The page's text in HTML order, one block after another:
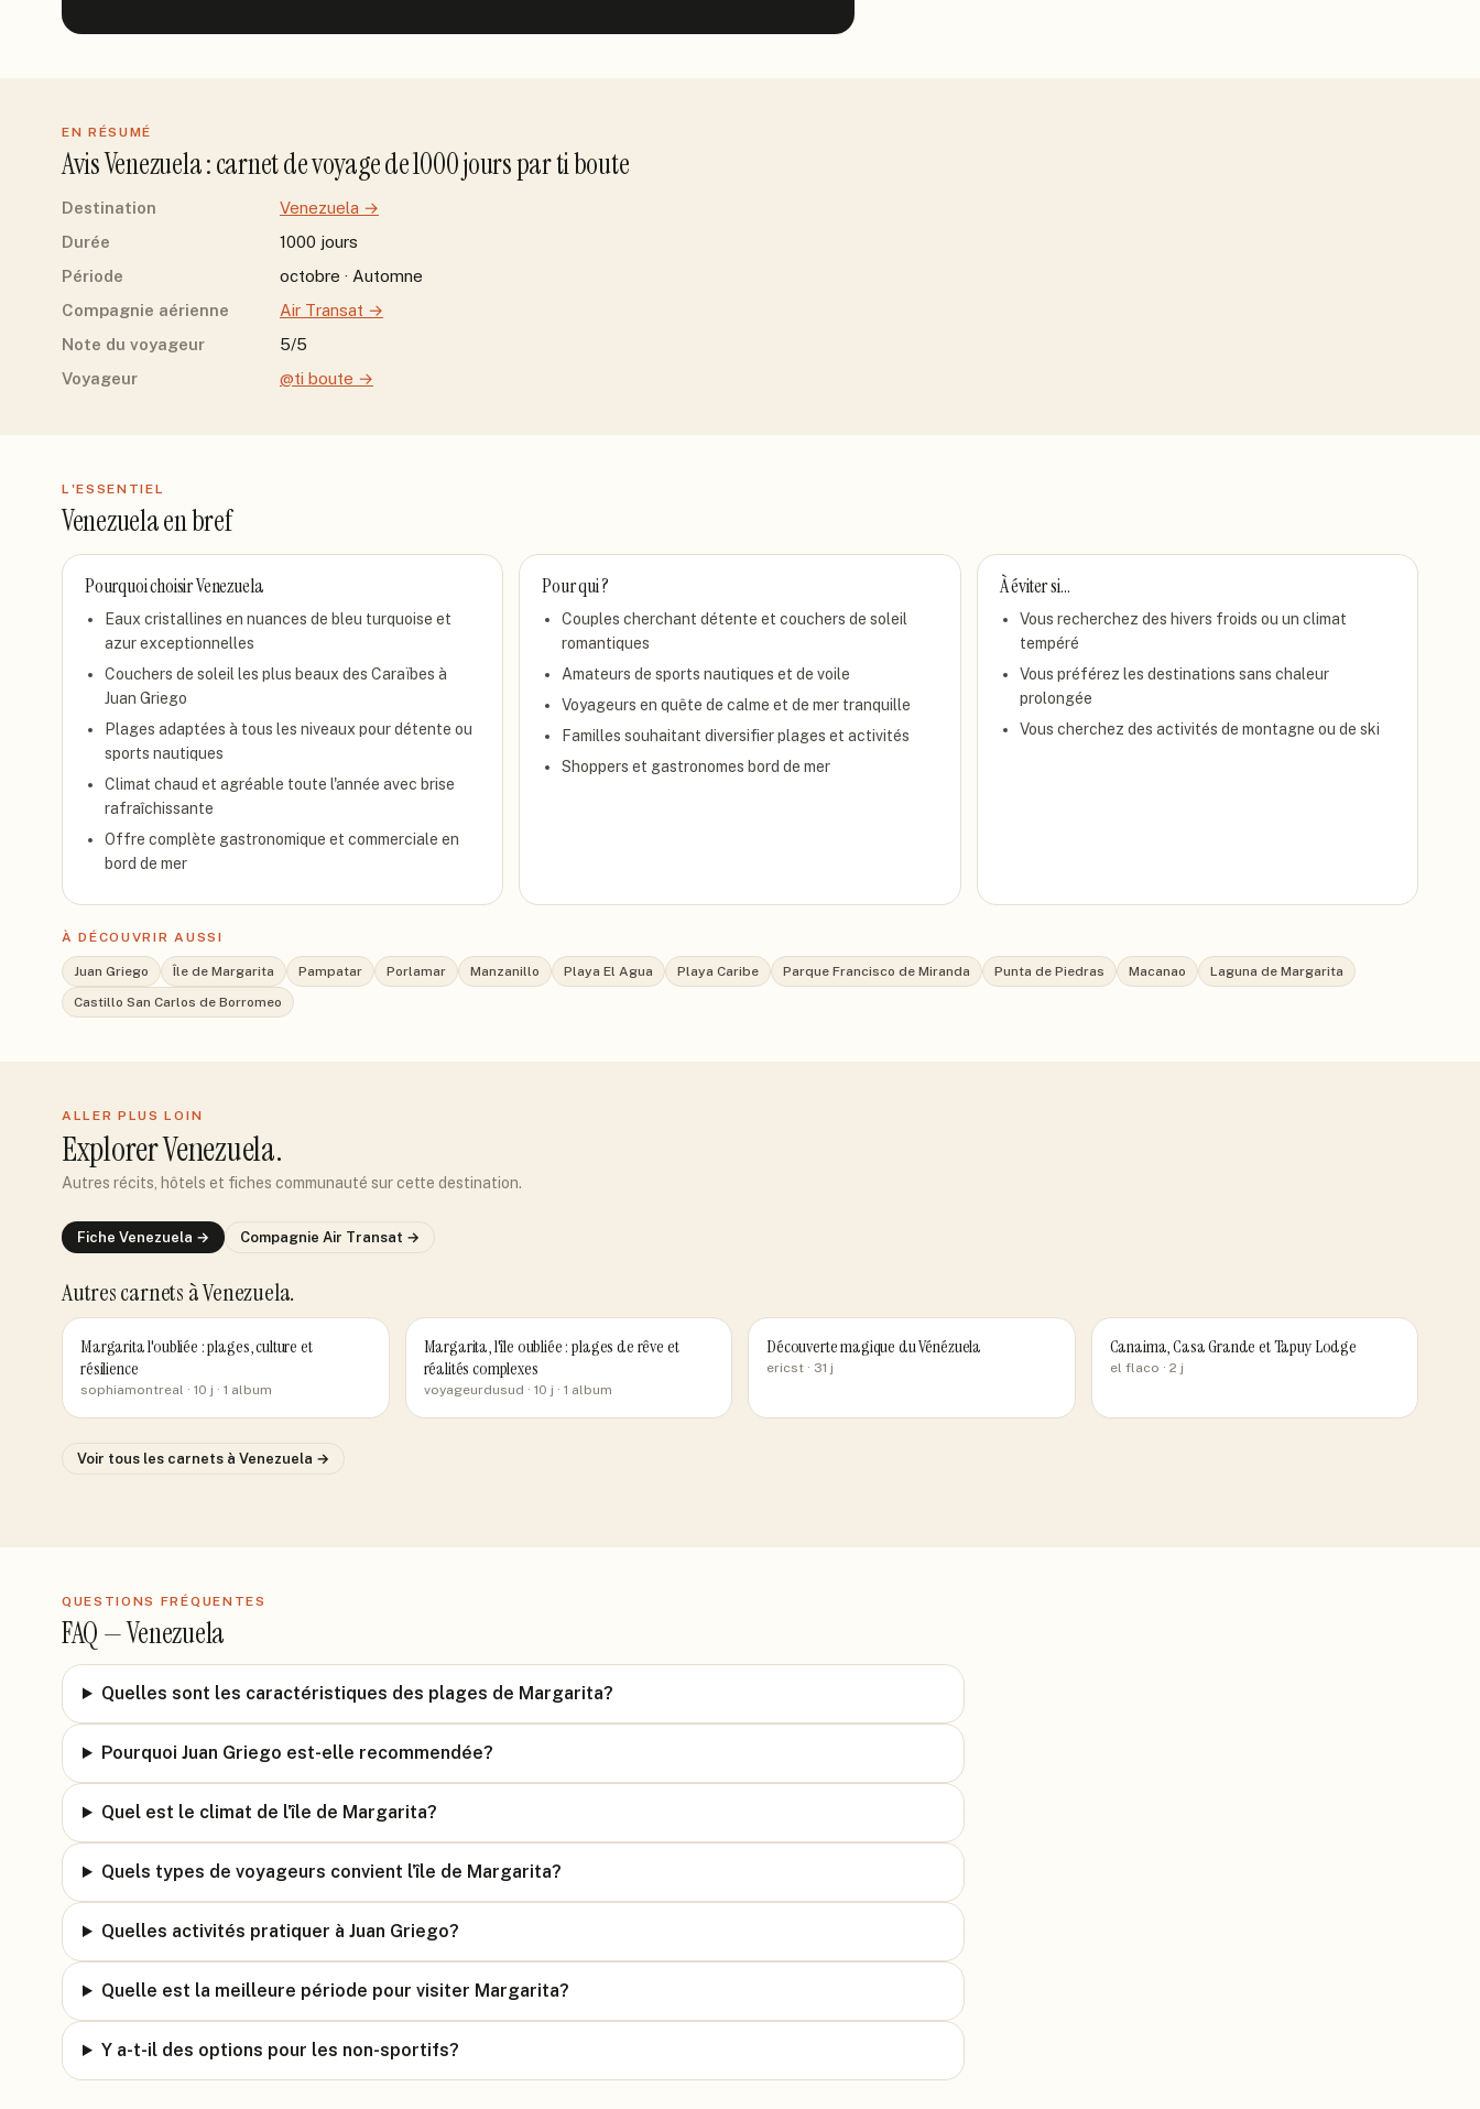
EN RÉSUMÉ
AvisVenezuela: carnet de voyage de1000joursparti boute
Destination Venezuela →
Durée
1000 jours
Période
octobre · Automne
Compagnie aérienne
Air Transat →
Note du voyageur
5/5
Voyageur
@ti boute →
L'ESSENTIEL
Venezuelaen bref
Pourquoi choisirVenezuela
Eaux cristallines en nuances de bleu turquoise et
azur exceptionnelles
Couchers de soleil les plus beaux des Caraïbes à
Juan Griego
Plages adaptées à tous les niveaux pour détente ou
sports nautiques
Climat chaud et agréable toute l'année avec brise
rafraîchissante
Offre complète gastronomique et commerciale en
bord de mer
Pour qui ?
Couples cherchant détente et couchers de soleil
romantiques
Amateurs de sports nautiques et de voile
Voyageurs en quête de calme et de mer tranquille
Familles souhaitant diversifier plages et activités
Shoppers et gastronomes bord de mer
À éviter si…
Vous recherchez des hivers froids ou un climat
tempéré
Vous préférez les destinations sans chaleur
prolongée
Vous cherchez des activités de montagne ou de ski
À DÉCOUVRIR AUSSI
Juan Griego Île de Margarita Pampatar Porlamar Manzanillo Playa El Agua Playa Caribe Parque Francisco de Miranda Punta de Piedras Macanao
Laguna de Margarita
Castillo San Carlos de Borromeo
ALLER PLUS LOIN
ExplorerVenezuela.
Autres récits, hôtels et fiches communauté sur cette destination.
Fiche Venezuela → Compagnie Air Transat →
Autres carnets à Venezuela.
Margarita l'oubliée : plages, culture et
résilience
sophiamontreal · 10 j · 1 album
Margarita, l'île oubliée : plages de rêve et
réalités complexes
voyageurdusud · 10 j · 1 album
Découverte magique du Vénézuela
ericst · 31 j
Canaima, Casa Grande et Tapuy Lodge
el flaco · 2 j
Voir tous les carnets à Venezuela →
QUESTIONS FRÉQUENTES
FAQ —Venezuela
Quelles sont les caractéristiques des plages de Margarita?
Pourquoi Juan Griego est-elle recommendée?
Quel est le climat de l'île de Margarita?
Quels types de voyageurs convient l'île de Margarita?
Quelles activités pratiquer à Juan Griego?
Quelle est la meilleure période pour visiter Margarita?
Y a-t-il des options pour les non-sportifs?